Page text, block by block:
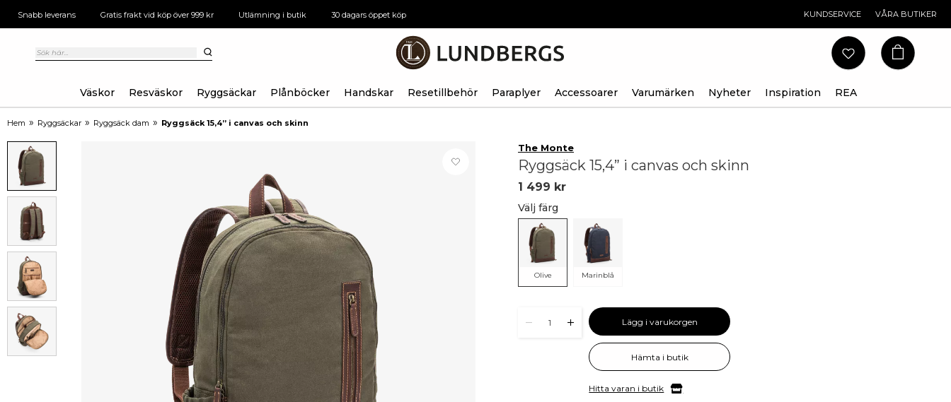
Snabb leverans Gratis frakt vid köp över 999 kr Utlämning i butik 30 dagars öppet köp KUNDSERVICE VÅRA BUTIKER
Väskor Resväskor Ryggsäckar Plånböcker Handskar Resetillbehör Paraplyer Accessoarer Varumärken Nyheter Inspiration REA
Hem » Ryggsäckar » Ryggsäck dam » Ryggsäck 15,4” i canvas och skinn
The Monte
Ryggsäck 15,4” i canvas och skinn
1 499 kr
Välj färg
Olive Marinblå
1 Lägg i varukorgen
Hämta i butik
Hitta varan i butik